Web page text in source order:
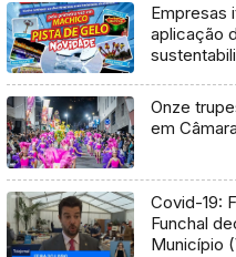
Empresas
aplicação
Onze
em
Covid-19:
Funchal
Município